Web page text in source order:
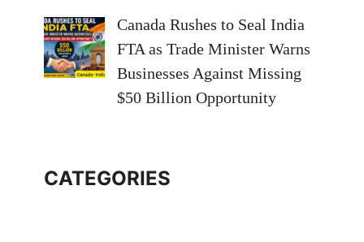
Canada Rushes to Seal India
FTA as Trade Minister Warns
Businesses Against Missing
$50 Billion Opportunity
CATEGORIES